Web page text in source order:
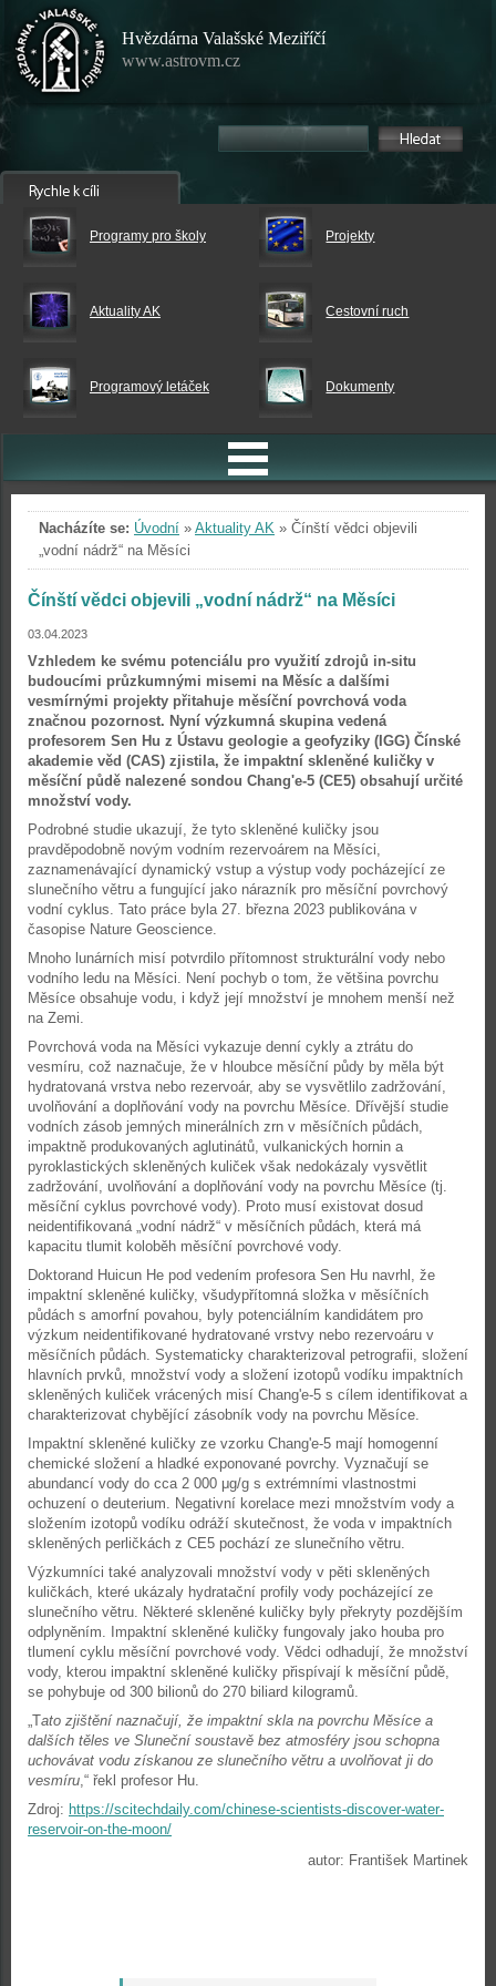
Hvězdárna Valašské Meziříčí
www.astrovm.cz
Programy pro školy Projekty
Aktuality AK Cestovní ruch
Programový letáček Dokumenty
Nacházíte se: Úvodní » Aktuality AK » Čínští vědci objevili
„vodní nádrž“ na Měsíci
Čínští vědci objevili „vodní nádrž“ na Měsíci
03.04.2023
Vzhledem ke svému potenciálu pro využití zdrojů in-situ
budoucími průzkumnými misemi na Měsíc a dalšími
vesmírnými projekty přitahuje měsíční povrchová voda
značnou pozornost. Nyní výzkumná skupina vedená
profesorem Sen Hu z Ústavu geologie a geofyziky (IGG) Čínské
akademie věd (CAS) zjistila, že impaktní skleněné kuličky v
měsíční půdě nalezené sondou Chang'e-5 (CE5) obsahují určité
množství vody.
Podrobné studie ukazují, že tyto skleněné kuličky jsou
pravděpodobně novým vodním rezervoárem na Měsíci,
zaznamenávající dynamický vstup a výstup vody pocházející ze
slunečního větru a fungující jako nárazník pro měsíční povrchový
vodní cyklus. Tato práce byla 27. března 2023 publikována v
časopise Nature Geoscience.
Mnoho lunárních misí potvrdilo přítomnost strukturální vody nebo
vodního ledu na Měsíci. Není pochyb o tom, že většina povrchu
Měsíce obsahuje vodu, i když její množství je mnohem menší než
na Zemi.
Povrchová voda na Měsíci vykazuje denní cykly a ztrátu do
vesmíru, což naznačuje, že v hloubce měsíční půdy by měla být
hydratovaná vrstva nebo rezervoár, aby se vysvětlilo zadržování,
uvolňování a doplňování vody na povrchu Měsíce. Dřívější studie
vodních zásob jemných minerálních zrn v měsíčních půdách,
impaktně produkovaných aglutinátů, vulkanických hornin a
pyroklastických skleněných kuliček však nedokázaly vysvětlit
zadržování, uvolňování a doplňování vody na povrchu Měsíce (tj.
měsíční cyklus povrchové vody). Proto musí existovat dosud
neidentifikovaná „vodní nádrž“ v měsíčních půdách, která má
kapacitu tlumit koloběh měsíční povrchové vody.
Doktorand Huicun He pod vedením profesora Sen Hu navrhl, že
impaktní skleněné kuličky, všudypřítomná složka v měsíčních
půdách s amorfní povahou, byly potenciálním kandidátem pro
výzkum neidentifikované hydratované vrstvy nebo rezervoáru v
měsíčních půdách. Systematicky charakterizoval petrografii, složení
hlavních prvků, množství vody a složení izotopů vodíku impaktních
skleněných kuliček vrácených misí Chang'e-5 s cílem identifikovat a
charakterizovat chybějící zásobník vody na povrchu Měsíce.
Impaktní skleněné kuličky ze vzorku Chang'e-5 mají homogenní
chemické složení a hladké exponované povrchy. Vyznačují se
abundancí vody do cca 2 000 μg/g s extrémními vlastnostmi
ochuzení o deuterium. Negativní korelace mezi množstvím vody a
složením izotopů vodíku odráží skutečnost, že voda v impaktních
skleněných perličkách z CE5 pochází ze slunečního větru.
Výzkumníci také analyzovali množství vody v pěti skleněných
kuličkách, které ukázaly hydratační profily vody pocházející ze
slunečního větru. Některé skleněné kuličky byly překryty pozdějším
odplyněním. Impaktní skleněné kuličky fungovaly jako houba pro
tlumení cyklu měsíční povrchové vody. Vědci odhadují, že množství
vody, kterou impaktní skleněné kuličky přispívají k měsíční půdě,
se pohybuje od 300 bilionů do 270 biliard kilogramů.
„Tato zjištění naznačují, že impaktní skla na povrchu Měsíce a
dalších těles ve Sluneční soustavě bez atmosféry jsou schopna
uchovávat vodu získanou ze slunečního větru a uvolňovat ji do
vesmíru,“ řekl profesor Hu.
Zdroj: https://scitechdaily.com/chinese-scientists-discover-water-
reservoir-on-the-moon/
autor: František Martinek